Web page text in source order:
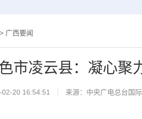
> 广西要闻
市凌云县：凝心聚
02-20 16:54:51 来源： 中央广电总台国